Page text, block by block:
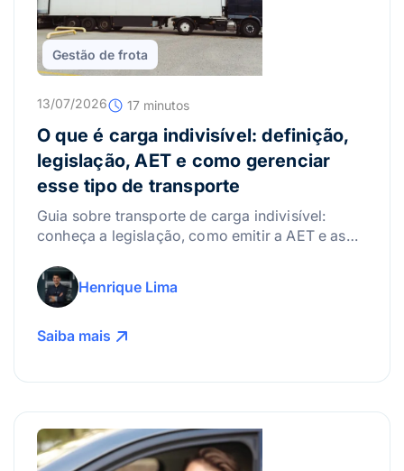
Gestão de frota
13/07/2026 17 minutos
O que é carga indivisível: definição,
legislação, AET e como gerenciar
esse tipo de transporte
Guia sobre transporte de carga indivisível:
conheça a legislação, como emitir a AET e as
Henrique Lima
Saiba mais